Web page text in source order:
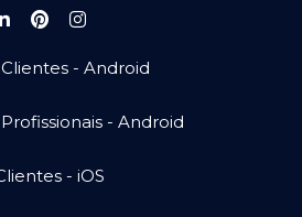
- Android
- Android
- iOS